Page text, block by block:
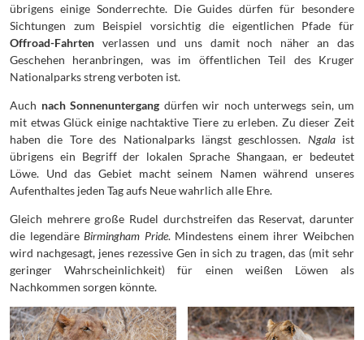
übrigens einige Sonderrechte. Die Guides dürfen für besondere
Sichtungen zum Beispiel vorsichtig die eigentlichen Pfade für
Offroad-Fahrten verlassen und uns damit noch näher an das
Geschehen heranbringen, was im öffentlichen Teil des Kruger
Nationalparks streng verboten ist.
Auch nach Sonnenuntergang dürfen wir noch unterwegs sein, um
mit etwas Glück einige nachtaktive Tiere zu erleben. Zu dieser Zeit
haben die Tore des Nationalparks längst geschlossen. Ngala ist
übrigens ein Begriff der lokalen Sprache Shangaan, er bedeutet
Löwe. Und das Gebiet macht seinem Namen während unseres
Aufenthaltes jeden Tag aufs Neue wahrlich alle Ehre.
Gleich mehrere große Rudel durchstreifen das Reservat, darunter
die legendäreBirmingham Pride. Mindestens einem ihrer Weibchen
wird nachgesagt, jenes rezessive Gen in sich zu tragen, das (mit sehr
geringer Wahrscheinlichkeit) für einen weißen Löwen als
Nachkommen sorgen könnte.